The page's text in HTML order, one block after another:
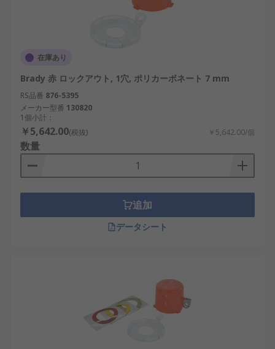
在庫あり
Brady 赤 ロックアウト, 1穴, ポリカーボネート 7 mm
RS品番 876-5395
メーカー型番 130820
1個小計：
￥5,642.00(税抜) ￥5,642.00/個
数量
追加
データシート